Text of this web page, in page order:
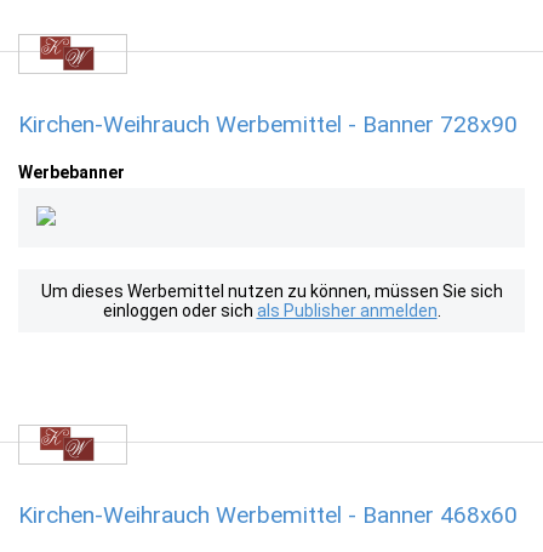
Kirchen-Weihrauch Werbemittel - Banner 728x90
Werbebanner
Um dieses Werbemittel nutzen zu können, müssen Sie sich
einloggen oder sich als Publisher anmelden
Kirchen-Weihrauch Werbemittel - Banner 468x60